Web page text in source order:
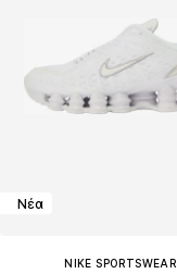
Νέα
NIKE SPORTSWEAR